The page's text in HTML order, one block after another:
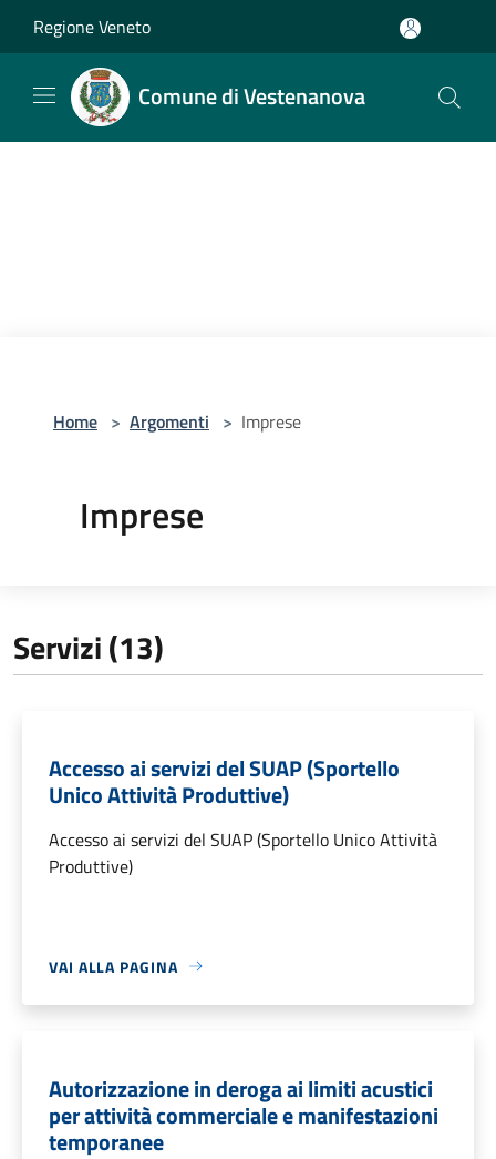
Regione Veneto
Comune di Vestenanova
Home > Argomenti > Imprese
Imprese
Servizi (13)
Accesso ai servizi del SUAP (Sportello
Unico Attività Produttive)
Accesso ai servizi del SUAP (Sportello Unico Attività
Produttive)
VAI ALLA PAGINA
Autorizzazione in deroga ai limiti acustici
per attività commerciale e manifestazioni
temporanee